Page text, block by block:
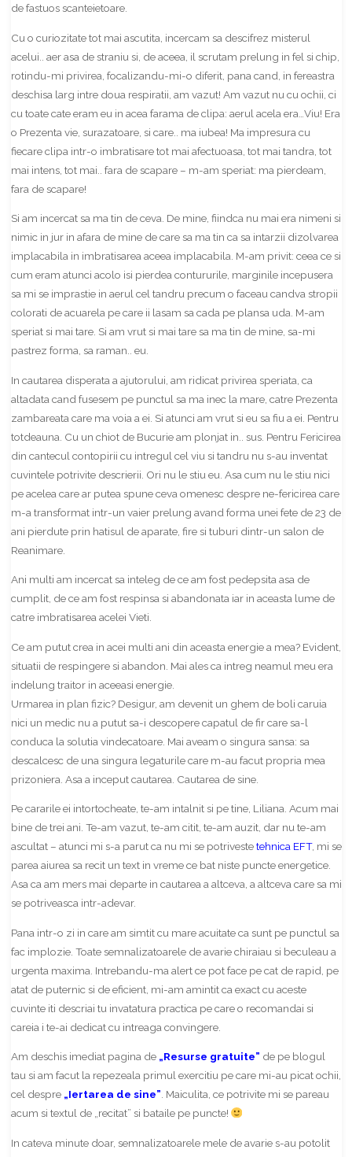
de fastuos scanteietoare.
Cu o curiozitate tot mai ascutita, incercam sa descifrez misterul
acelui.. aer asa de straniu si, de aceea, il scrutam prelung in fel si chip,
rotindu-mi privirea, focalizandu-mi-o diferit, pana cand, in fereastra
deschisa larg intre doua respiratii, am vazut! Am vazut nu cu ochii, ci
cu toate cate eram eu in acea farama de clipa: aerul acela era…Viu! Era
o Prezenta vie, surazatoare, si care.. ma iubea! Ma impresura cu
fiecare clipa intr-o imbratisare tot mai afectuoasa, tot mai tandra, tot
mai intens, tot mai.. fara de scapare – m-am speriat: ma pierdeam,
fara de scapare!
Si am incercat sa ma tin de ceva. De mine, fiindca nu mai era nimeni si
nimic in jur in afara de mine de care sa ma tin ca sa intarzii dizolvarea
implacabila in imbratisarea aceea implacabila. M-am privit: ceea ce si
cum eram atunci acolo isi pierdea contururile, marginile incepusera
sa mi se imprastie in aerul cel tandru precum o faceau candva stropii
colorati de acuarela pe care ii lasam sa cada pe plansa uda. M-am
speriat si mai tare. Si am vrut si mai tare sa ma tin de mine, sa-mi
pastrez forma, sa raman.. eu.
In cautarea disperata a ajutorului, am ridicat privirea speriata, ca
altadata cand fusesem pe punctul sa ma inec la mare, catre Prezenta
zambareata care ma voia a ei. Si atunci am vrut si eu sa fiu a ei. Pentru
totdeauna. Cu un chiot de Bucurie am plonjat in.. sus. Pentru Fericirea
din cantecul contopirii cu intregul cel viu si tandru nu s-au inventat
cuvintele potrivite descrierii. Ori nu le stiu eu. Asa cum nu le stiu nici
pe acelea care ar putea spune ceva omenesc despre ne-fericirea care
m-a transformat intr-un vaier prelung avand forma unei fete de 23 de
ani pierdute prin hatisul de aparate, fire si tuburi dintr-un salon de
Reanimare.
Ani multi am incercat sa inteleg de ce am fost pedepsita asa de
cumplit, de ce am fost respinsa si abandonata iar in aceasta lume de
catre imbratisarea acelei Vieti.
Ce am putut crea in acei multi ani din aceasta energie a mea? Evident,
situatii de respingere si abandon. Mai ales ca intreg neamul meu era
indelung traitor in aceeasi energie.
Urmarea in plan fizic? Desigur, am devenit un ghem de boli caruia
nici un medic nu a putut sa-i descopere capatul de fir care sa-l
conduca la solutia vindecatoare. Mai aveam o singura sansa: sa
descalcesc de una singura legaturile care m-au facut propria mea
prizoniera. Asa a inceput cautarea. Cautarea de sine.
Pe cararile ei intortocheate, te-am intalnit si pe tine, Liliana. Acum mai
bine de trei ani. Te-am vazut, te-am citit, te-am auzit, dar nu te-am
ascultat – atunci mi s-a parut ca nu mi se potrivestetehnica EFT, mi se
parea aiurea sa recit un text in vreme ce bat niste puncte energetice.
Asa ca am mers mai departe in cautarea a altceva, a altceva care sa mi
se potriveasca intr-adevar.
Pana intr-o zi in care am simtit cu mare acuitate ca sunt pe punctul sa
fac implozie. Toate semnalizatoarele de avarie chiraiau si beculeau a
urgenta maxima. Intrebandu-ma alert ce pot face pe cat de rapid, pe
atat de puternic si de eficient, mi-am amintit ca exact cu aceste
cuvinte iti descriai tu invatatura practica pe care o recomandai si
careia i te-ai dedicat cu intreaga convingere.
Am deschis imediat pagina de „Resurse gratuite” de pe blogul
tau si am facut la repezeala primul exercitiu pe care mi-au picat ochii,
cel despre „Iertarea de sine” . Maiculita, ce potrivite mi se pareau
acum si textul de „recitat” si bataile pe puncte!
In cateva minute doar, semnalizatoarele mele de avarie s-au potolit